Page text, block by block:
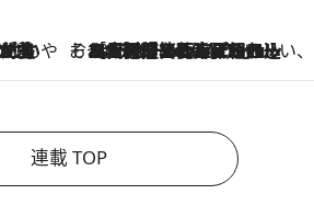
そおだよおこの関西おいしい、おやつ紀行
2026.8.9
［大阪府箕面市］一皿一皿目の前で仕上げられる、料理を巧みに組み込んだアシェットデセールコース「ミチル アシェット デセール（Michiru assiette dessert）」
連載 TOP